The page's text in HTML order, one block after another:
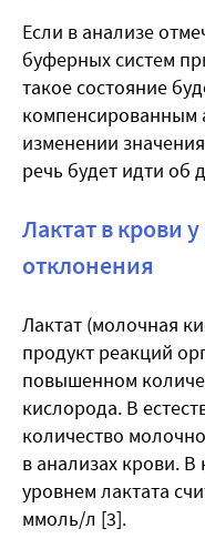
Если в анализе
буферных систем
такое состояние
компенсированным
изменении
речь будет идти об
Лактат в крови
отклонения
Лактат (молочная
продукт реакций
повышенном
кислорода. В
количество
в анализах крови.
уровнем лактата
ммоль/л [3].